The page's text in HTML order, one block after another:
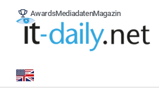
AwardsMediadatenMagazin